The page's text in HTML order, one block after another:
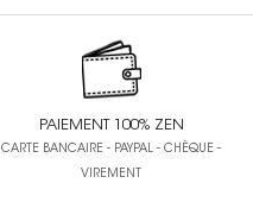
PAIEMENT 100% ZEN
CARTE BANCAIRE - PAYPAL - CHÈQUE -
VIREMENT